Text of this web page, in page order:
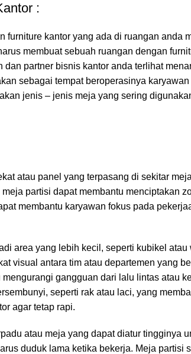
:
kantor yang ada di ruangan anda
membuat sebuah ruangan dengan
partner bisnis kantor anda terlihat
sebagai tempat beroperasinya
jenis – jenis meja yang sering
atau panel yang terpasang di sekitar
partisi dapat membantu menciptakan
membantu karyawan fokus pada
area yang lebih kecil, seperti kubikel atau
visual antara tim atau departemen yang
gangguan dari lalu lintas atau
seperti rak atau laci, yang
agar tetap rapi.
atau meja yang dapat diatur tingginya
duduk lama ketika bekerja. Meja partisi